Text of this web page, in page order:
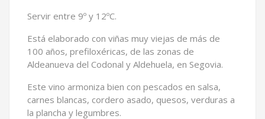
Servir entre 9º y 12ºC.
Está elaborado con viñas muy viejas de más de
100 años, prefiloxéricas, de las zonas de
Aldeanueva del Codonal y Aldehuela, en Segovia.
Este vino armoniza bien con pescados en salsa,
carnes blancas, cordero asado, quesos, verduras a
la plancha y legumbres.